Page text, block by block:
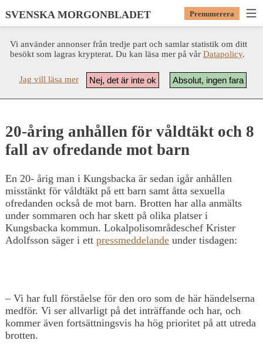
Vi använder annonser från tredje part och samlar statistik om ditt
besökt som lagras krypterat. Du kan läsa mer på vår Datapolicy.
Absolut, ingen fara
Nej, det är inte ok
Jag vill läsa mer
SVENSKA MORGONBLADET Prenumerera
20-åring anhållen för våldtäkt och 8
fall av ofredande mot barn
En 20- årig man i Kungsbacka är sedan igår anhållen
misstänkt för våldtäkt på ett barn samt åtta sexuella
ofredanden också de mot barn. Brotten har alla anmälts
under sommaren och har skett på olika platser i
Kungsbacka kommun. Lokalpolisområdeschef Krister
Adolfsson säger i ett pressmeddelande under tisdagen:
– Vi har full förståelse för den oro som de här händelserna
medför. Vi ser allvarligt på det inträffande och har, och
kommer även fortsättningsvis ha hög prioritet på att utreda
brotten.